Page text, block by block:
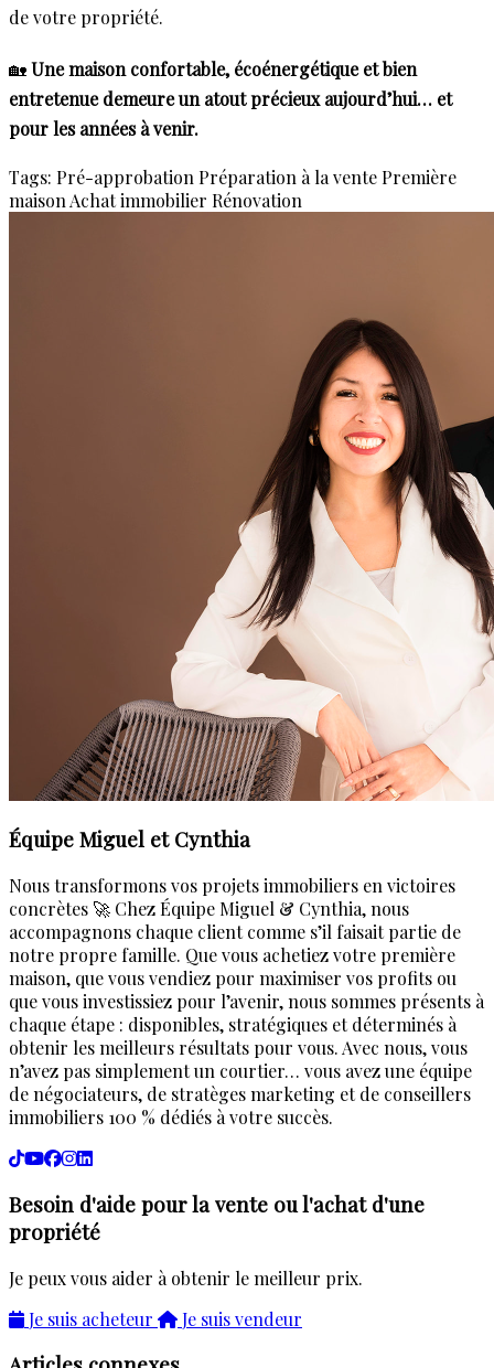
de votre propriété.
🏡Une maison confortable, écoénergétique et bien
entretenue demeure un atout précieux aujourd’hui… et
pour les années à venir.
Tags: Pré-approbation Préparation à la vente Première
maison Achat immobilier Rénovation
Équipe Miguel et Cynthia
Nous transformons vos projets immobiliers en victoires
concrètes 🚀 Chez Équipe Miguel & Cynthia, nous
accompagnons chaque client comme s’il faisait partie de
notre propre famille. Que vous achetiez votre première
maison, que vous vendiez pour maximiser vos profits ou
que vous investissiez pour l’avenir, nous sommes présents à
chaque étape : disponibles, stratégiques et déterminés à
obtenir les meilleurs résultats pour vous. Avec nous, vous
n’avez pas simplement un courtier… vous avez une équipe
de négociateurs, de stratèges marketing et de conseillers
immobiliers 100 % dédiés à votre succès.
Besoin d'aide pour la vente ou l'achat d'une
propriété
Je peux vous aider à obtenir le meilleur prix.
Je suis acheteur
Je suis vendeur